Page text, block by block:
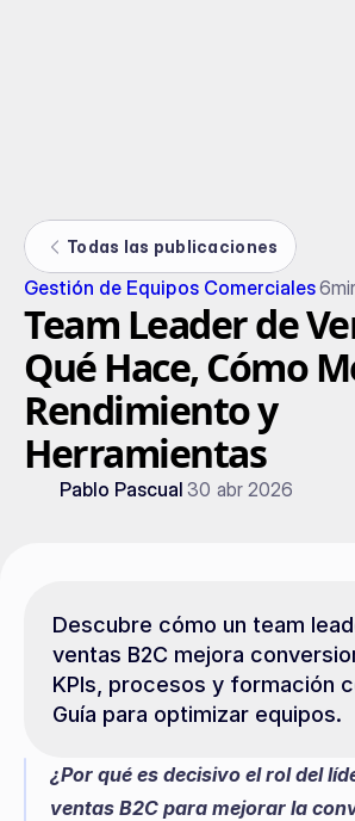
Todas las publicaciones
Gestión de Equipos Comerciales6
Team Leader de
Qué Hace, Cómo
Rendimiento y
Herramientas
Pablo Pascual 30 abr 2026
Descubre cómo un team
ventas B2C mejora
KPIs, procesos y formación
Guía para optimizar equipos.
¿Por qué es decisivo el rol del
ventas B2C para mejorar la